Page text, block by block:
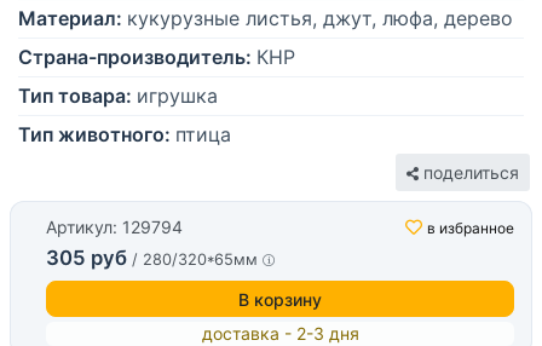
Материал: кукурузные листья, джут, люфа, дерево
Страна-производитель: КНР
Тип товара: игрушка
Тип животного: птица
поделиться
Артикул: 129794 в избранное
305 руб / 280/320*65мм
В корзину
доставка - 2-3 дня